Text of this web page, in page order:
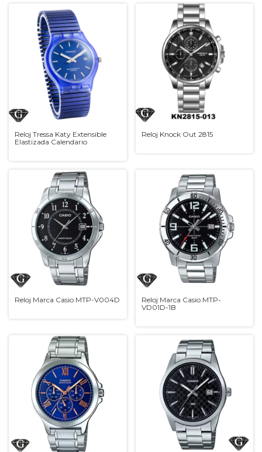
Reloj Tressa Katy Extensible
Elastizada Calendario
Reloj Knock Out 2815
Reloj Marca Casio MTP-V004D
Reloj Marca Casio MTP-
VD01D-1B